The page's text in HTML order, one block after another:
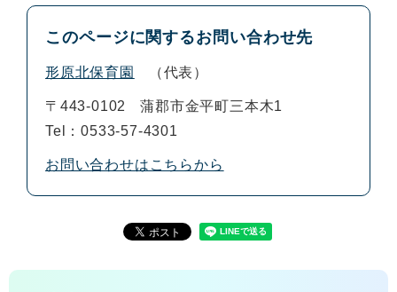
このページに関するお問い合わせ先
形原北保育園 代表
〒443-0102
蒲郡市金平町三本木1
Tel：0533-57-4301
お問い合わせはこちらから